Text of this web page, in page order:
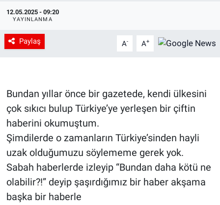
12.05.2025 - 09:20
YAYINLANMA
Paylaş A- A+
Bundan yıllar önce bir gazetede, kendi ülkesini
çok sıkıcı bulup Türkiye’ye yerleşen bir çiftin
haberini okumuştum.
Şimdilerde o zamanların Türkiye’sinden hayli
uzak olduğumuzu söylememe gerek yok.
Sabah haberlerde izleyip “Bundan daha kötü ne
olabilir?!” deyip şaşırdığımız bir haber akşama
başka bir haberle